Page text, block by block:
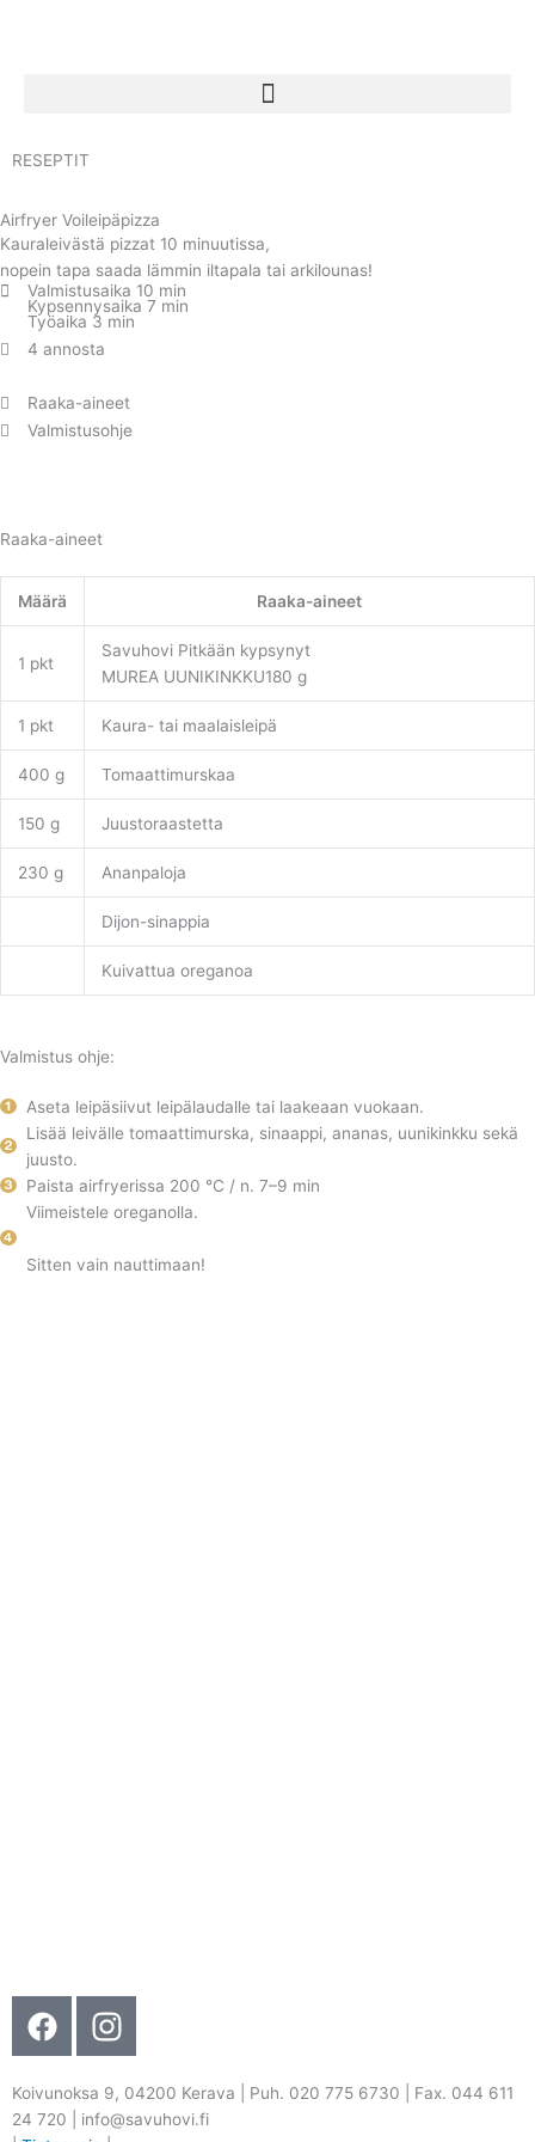
RESEPTIT
Airfryer Voileipäpizza
Kauraleivästä pizzat 10 minuutissa,
nopein tapa saada lämmin iltapala tai arkilounas!
Valmistusaika 10 min
Kypsennysaika 7 min
Työaika 3 min
4 annosta
Raaka-aineet
Valmistusohje
Raaka-aineet
Määrä Raaka-aineet
1 pkt
Savuhovi Pitkään kypsynyt
MUREA UUNIKINKKU180 g
1 pkt Kaura- tai maalaisleipä
400 g Tomaattimurskaa
150 g Juustoraastetta
230 g Ananpaloja
Dijon-sinappia
Kuivattua oreganoa
Valmistus ohje:
Aseta leipäsiivut leipälaudalle tai laakeaan vuokaan.
Lisää leivälle tomaattimurska, sinaappi, ananas, uunikinkku sekä
juusto.
Paista airfryerissa 200 °C / n. 7–9 min
Viimeistele oreganolla.
Sitten vain nauttimaan!
Koivunoksa 9, 04200 Kerava | Puh. 020 775 6730 | Fax. 044 611
24 720 | info@savuhovi.fi